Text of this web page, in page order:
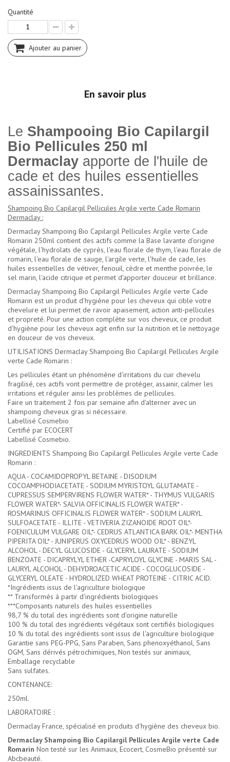
Quantité
Ajouter au panier
En savoir plus
Le Shampooing Bio Capilargil
Bio Pellicules 250 ml
Dermaclay apporte de l'huile de
cade et des huiles essentielles
assainissantes.
Shampoing Bio Capilargil Pellicules Argile verte Cade Romarin
Dermaclay :
Dermaclay Shampoing Bio Capilargil Pellicules Argile verte Cade
Romarin 250ml contient des actifs comme la Base lavante d'origine
végétale, l'hydrolats de cyprès, l'eau florale de thym, l'eau florale de
romarin, l'eau florale de sauge, l'argile verte, l'huile de cade, les
huiles essentielles de vétiver, fenouil, cèdre et menthe poivrée, le
sel marin, l'acide citrique et permet d'apporter douceur et brillance.
Dermaclay Shampoing Bio Capilargil Pellicules Argile verte Cade
Romarin est un produit d'hygiène pour les cheveux qui cible votre
chevelure et lui permet de ravoir apaisement, action anti-pellicules
et propreté. Pour une action complète sur vos cheveux, ce produit
d'hygiène pour les cheveux agit enfin sur la nutrition et le nettoyage
en douceur de vos cheveux.
UTILISATIONS Dermaclay Shampoing Bio Capilargil Pellicules Argile
verte Cade Romarin :
Les pellicules étant un phénomène d'irritations du cuir chevelu
fragilisé, ces actifs vont permettre de protéger, assainir, calmer les
irritations et réguler ainsi les problèmes de pellicules.
Faire un traitement 2 fois par semaine afin d'alterner avec un
shampoing cheveux gras si nécessaire.
Labellisé Cosmebio
Certifié par ECOCERT
Labellisé Cosmebio.
INGREDIENTS Shampoing Bio Capilargil Pellicules Argile verte Cade
Romarin :
AQUA - COCAMIDOPROPYL BETAINE - DISODIUM
COCOAMPHODIACETATE - SODIUM MYRISTOYL GLUTAMATE -
CUPRESSUS SEMPERVIRENS FLOWER WATER* - THYMUS VULGARIS
FLOWER WATER*- SALVIA OFFICINALIS FLOWER WATER* -
ROSMARINUS OFFICINALIS FLOWER WATER* - SODIUM LAURYL
SULFOACETATE - ILLITE - VETIVERIA ZIZANOIDE ROOT OIL*-
FOENICULUM VULGARE OIL*- CEDRUS ATLANTICA BARK OIL*- MENTHA
PIPERITA OIL* - JUNIPERUS OXYCEDRUS WOOD OIL* - BENZYL
ALCOHOL - DECYL GLUCOSIDE - GLYCERYL LAURATE - SODIUM
BENZOATE - DICAPRYLYL ETHER -CAPRYLOYL GLYCINE - MARIS SAL -
LAURYL ALCOHOL - DEHYDROACETIC ACIDE - COCOGLUCOSIDE -
GLYCERYL OLEATE - HYDROLIZED WHEAT PROTEINE - CITRIC ACID.
*Ingrédients issus de l'agriculture biologique
** Transformés à partir d'ingrédients biologiques
***Composants naturels des huiles essentielles
98,7 % du total des ingrédients sont d'origine naturelle
100 % du total des ingrédients végétaux sont certifiés biologiques
10 % du total des ingrédients sont issus de l'agriculture biologique
Garantie sans PEG-PPG, Sans Paraben, Sans phenoxyéthanol, Sans
OGM, Sans dérivés pétrochimiques, Non testés sur animaux,
Emballage recyclable
Sans sulfates.
CONTENANCE:
250ml.
LABORATOIRE :
Dermaclay France, spécialisé en produits d'hygiène des cheveux bio.
Dermaclay Shampoing Bio Capilargil Pellicules Argile verte Cade
Romarin Non testé sur les Animaux, Ecocert, CosmeBio présenté sur
Abcbeauté.